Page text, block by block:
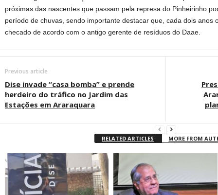
próximas das nascentes que passam pela represa do Pinheirinho
período de chuvas, sendo importante destacar que, cada dois anos
checado de acordo com o antigo gerente de resíduos do Daae.
Previous article
Dise invade “casa bomba” e prende
herdeiro do tráfico no Jardim das
Estações em Araraquara
RELATED ARTICLES MORE FROM